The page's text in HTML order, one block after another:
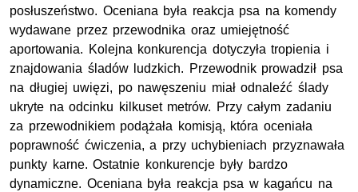
posłuszeństwo. Oceniana była reakcja psa na komendy
wydawane przez przewodnika oraz umiejętność
aportowania. Kolejna konkurencja dotyczyła tropienia i
znajdowania śladów ludzkich. Przewodnik prowadził psa
na długiej uwięzi, po nawęszeniu miał odnaleźć ślady
ukryte na odcinku kilkuset metrów. Przy całym zadaniu
za przewodnikiem podążała komisją, która oceniała
poprawność ćwiczenia, a przy uchybieniach przyznawała
punkty karne. Ostatnie konkurencje były bardzo
dynamiczne. Oceniana była reakcja psa w kagańcu na